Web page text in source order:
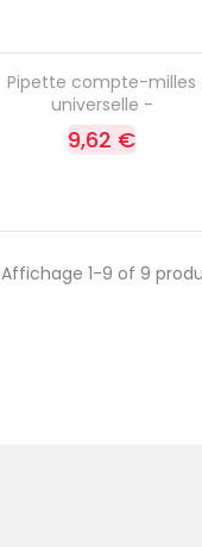
Pipette compte-milles
universelle -
9,62 €
Affichage 1-9 of 9